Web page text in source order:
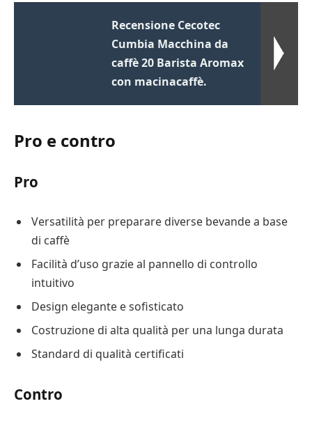
Recensione Cecotec
Cumbia Macchina da
caffè 20 Barista Aromax
con macinacaffè.
Pro e contro
Pro
Versatilità per preparare diverse bevande a base
di caffè
Facilità d’uso grazie al pannello di controllo
intuitivo
Design elegante e sofisticato
Costruzione di alta qualità per una lunga durata
Standard di qualità certificati
Contro